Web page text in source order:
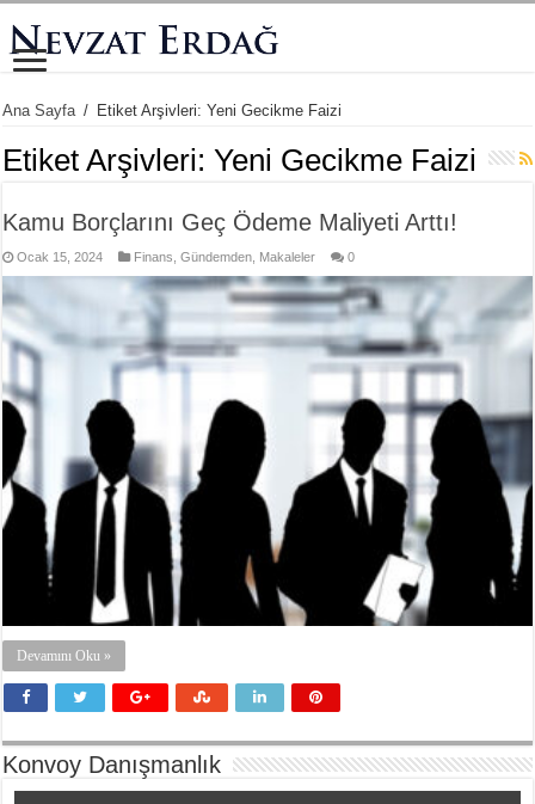
Ana Sayfa / Etiket Arşivleri: Yeni Gecikme Faizi
Etiket Arşivleri:Yeni Gecikme Faizi
Kamu Borçlarını Geç Ödeme Maliyeti Arttı!
Ocak 15, 2024 Finans ,Gündemden Makaleler 0
Devamını Oku »
Konvoy Danışmanlık